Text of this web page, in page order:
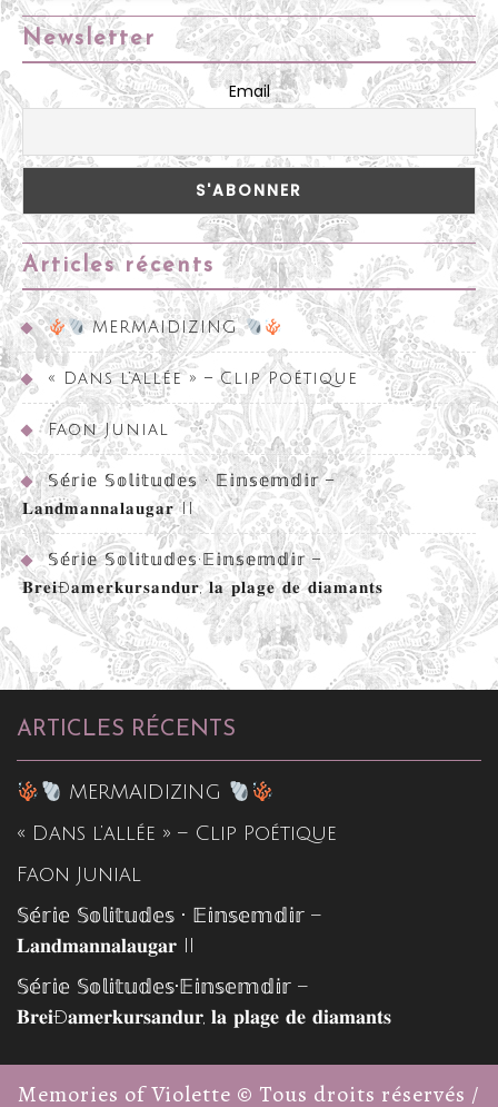
Newsletter
Email
Articles récents
MERMAIDIZING
« Dans l’allée » – Clip Poétique
Faon Junial
𝕊𝕖́𝕣𝕚𝕖 𝕊𝕠𝕝𝕚𝕥𝕦𝕕𝕖𝕤 • 𝔼𝕚𝕟𝕤𝕖𝕞𝕕𝕚𝕣 –
𝐋𝐚𝐧𝐝𝐦𝐚𝐧𝐧𝐚𝐥𝐚𝐮𝐠𝐚𝐫 II
𝕊𝕖́𝕣𝕚𝕖 𝕊𝕠𝕝𝕚𝕥𝕦𝕕𝕖𝕤•𝔼𝕚𝕟𝕤𝕖𝕞𝕕𝕚𝕣 –
𝐁𝐫𝐞𝐢ð𝐚𝐦𝐞𝐫𝐤𝐮𝐫𝐬𝐚𝐧𝐝𝐮𝐫, 𝐥𝐚 𝐩𝐥𝐚𝐠𝐞 𝐝𝐞 𝐝𝐢𝐚𝐦𝐚𝐧𝐭𝐬
ARTICLES RÉCENTS
MERMAIDIZING
« Dans l’allée » – Clip Poétique
Faon Junial
𝕊𝕖́𝕣𝕚𝕖 𝕊𝕠𝕝𝕚𝕥𝕦𝕕𝕖𝕤 • 𝔼𝕚𝕟𝕤𝕖𝕞𝕕𝕚𝕣 –
𝐋𝐚𝐧𝐝𝐦𝐚𝐧𝐧𝐚𝐥𝐚𝐮𝐠𝐚𝐫 II
𝕊𝕖́𝕣𝕚𝕖 𝕊𝕠𝕝𝕚𝕥𝕦𝕕𝕖𝕤•𝔼𝕚𝕟𝕤𝕖𝕞𝕕𝕚𝕣 –
𝐁𝐫𝐞𝐢ð𝐚𝐦𝐞𝐫𝐤𝐮𝐫𝐬𝐚𝐧𝐝𝐮𝐫, 𝐥𝐚 𝐩𝐥𝐚𝐠𝐞 𝐝𝐞 𝐝𝐢𝐚𝐦𝐚𝐧𝐭𝐬
Memories of Violette © Tous droits réservés /